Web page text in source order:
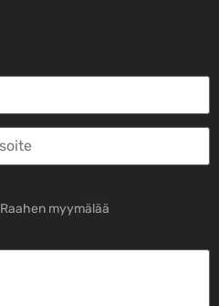
Raahen myymälää